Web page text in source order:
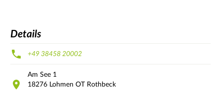
Details
+49 38458 20002
Am See 1
18276 Lohmen OT Rothbeck